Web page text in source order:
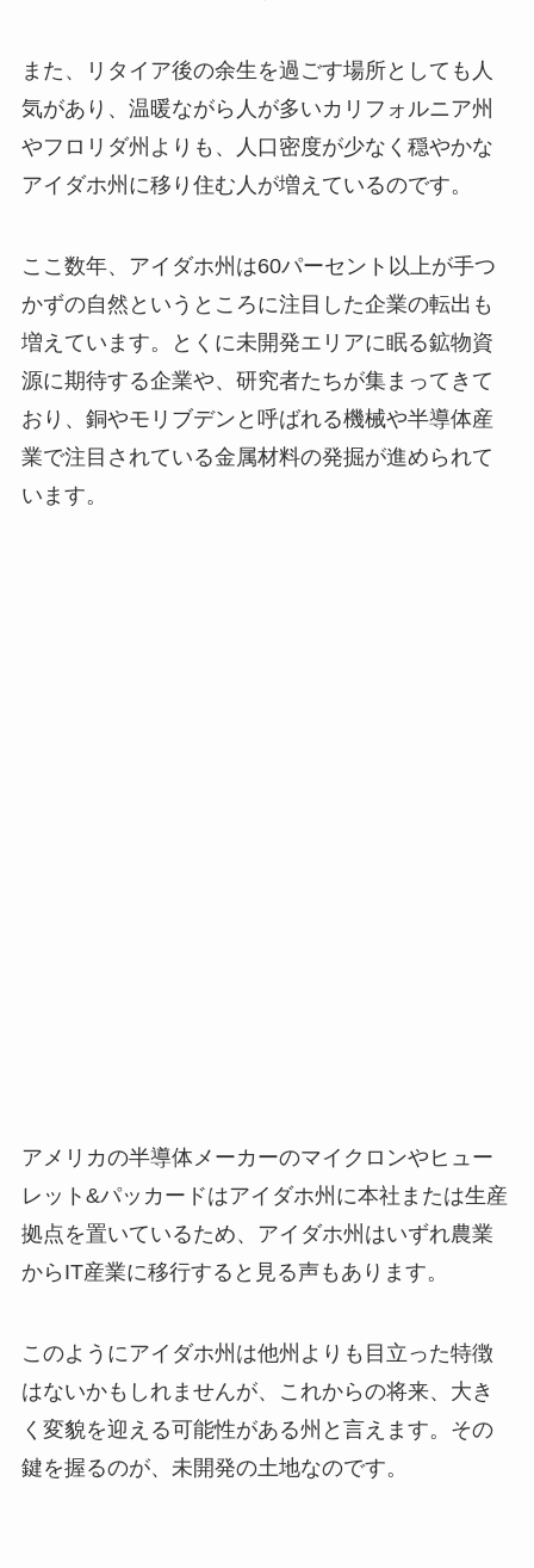
また、リタイア後の余生を過ごす場所としても人
気があり、温暖ながら人が多いカリフォルニア州
やフロリダ州よりも、人口密度が少なく穏やかな
アイダホ州に移り住む人が増えているのです。
ここ数年、アイダホ州は60パーセント以上が手つ
かずの自然というところに注目した企業の転出も
増えています。とくに未開発エリアに眠る鉱物資
源に期待する企業や、研究者たちが集まってきて
おり、銅やモリブデンと呼ばれる機械や半導体産
業で注目されている金属材料の発掘が進められて
います。
アメリカの半導体メーカーのマイクロンやヒュー
レット&パッカードはアイダホ州に本社または生産
拠点を置いているため、アイダホ州はいずれ農業
からIT産業に移行すると見る声もあります。
このようにアイダホ州は他州よりも目立った特徴
はないかもしれませんが、これからの将来、大き
く変貌を迎える可能性がある州と言えます。その
鍵を握るのが、未開発の土地なのです。